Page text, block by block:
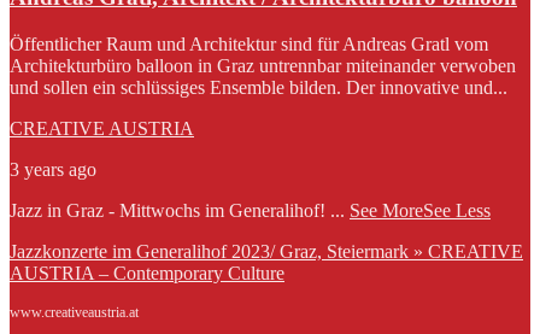
Öffentlicher Raum und Architektur sind für Andreas Gratl vom
Architekturbüro balloon in Graz untrennbar miteinander verwoben
und sollen ein schlüssiges Ensemble bilden. Der innovative und...
CREATIVE AUSTRIA
3 years ago
Jazz in Graz - Mittwochs im Generalihof! ... See MoreSee Less
Jazzkonzerte im Generalihof 2023/ Graz, Steiermark » CREATIVE
AUSTRIA – Contemporary Culture
www.creativeaustria.at